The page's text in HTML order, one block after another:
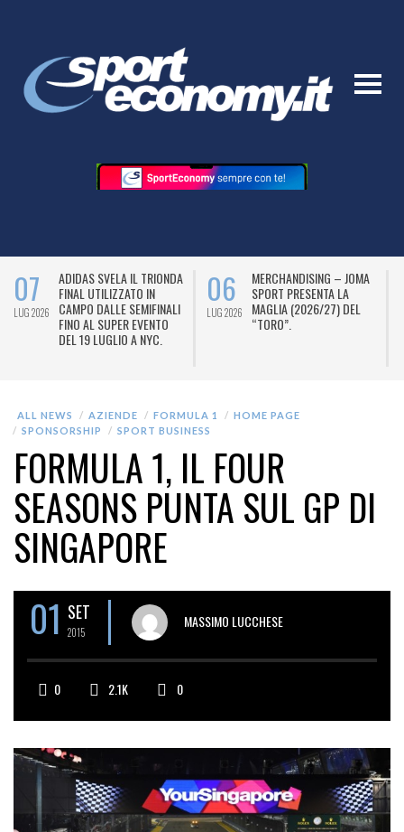
07
LUG 2026
ADIDAS SVELA IL TRIONDA
FINAL UTILIZZATO IN
CAMPO DALLE SEMIFINALI
FINO AL SUPER EVENTO
DEL 19 LUGLIO A NYC.
06
LUG 2026
MERCHANDISING – JOMA
SPORT PRESENTA LA
MAGLIA (2026/27) DEL
“TORO”.
ALL NEWS AZIENDE FORMULA 1
HOME PAGE
SPONSORSHIP
SPORT BUSINESS
FORMULA 1, IL FOUR
SEASONS PUNTA SUL GP DI
SINGAPORE
01 SET
2015
MASSIMO LUCCHESE
0 2.1K 0